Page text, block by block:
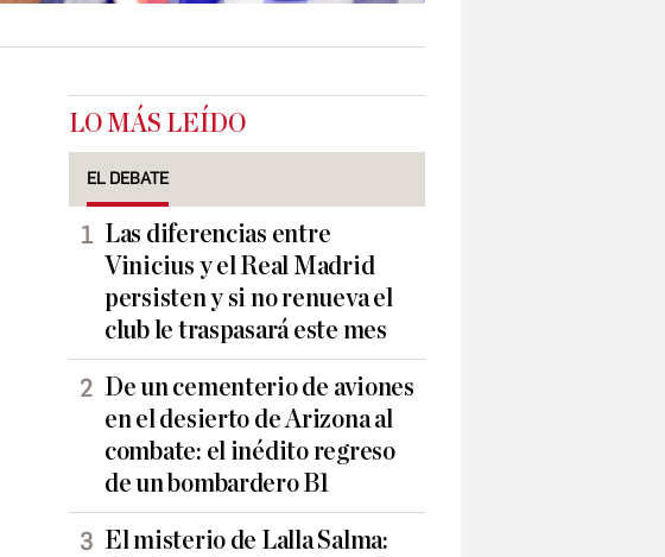
LO MÁS LEÍDO
EL DEBATE
Las diferencias entre
Vinicius y el Real Madrid
persisten y si no renueva el
club le traspasará este mes
De un cementerio de aviones
en el desierto de Arizona al
combate: el inédito regreso
de un bombardero B1
El misterio de Lalla Salma: